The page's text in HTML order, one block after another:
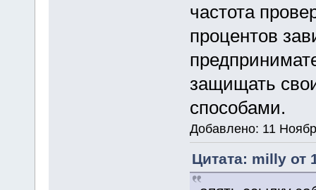
частота
процентов
защищать
способами.
Добавлено: 11
Цитата: milly от